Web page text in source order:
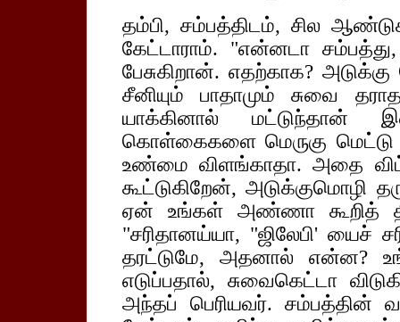
தம்பி, சம்பத்திடம், சில
கேட்டாராம். "என்னடா
பேசுகிறான். எதற்காக?
சீனியும் பாதாமும் சுவை
யாக்கினால் மட்டுந்தான்
கொள்கைகளை மெருகு
உண்மை விளங்காதா. அதை
கூட்டுகிறேன், அடுக்குமொழி
ஏன் உங்கள் அண்ணா கூறித்
"சரிதானய்யா, "ஜிலேபி' யைச்
தரட்டுமே, அதனால் என்ன?
எடுப்பதால், சுவைகெட்டா
அந்தப் பெரியவர். சம்பத்தின்